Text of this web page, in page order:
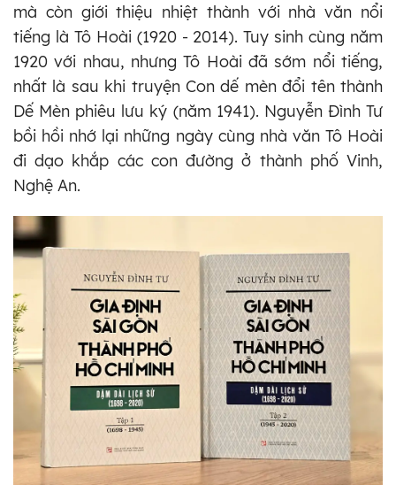
mà còn giới thiệu nhiệt thành với nhà văn nổi
tiếng là Tô Hoài (1920 - 2014). Tuy sinh cùng năm
1920 với nhau, nhưng Tô Hoài đã sớm nổi tiếng,
nhất là sau khi truyện Con dế mèn đổi tên thành
Dế Mèn phiêu lưu ký (năm 1941). Nguyễn Đình Tư
bồi hồi nhớ lại những ngày cùng nhà văn Tô Hoài
đi dạo khắp các con đường ở thành phố Vinh,
Nghệ An.